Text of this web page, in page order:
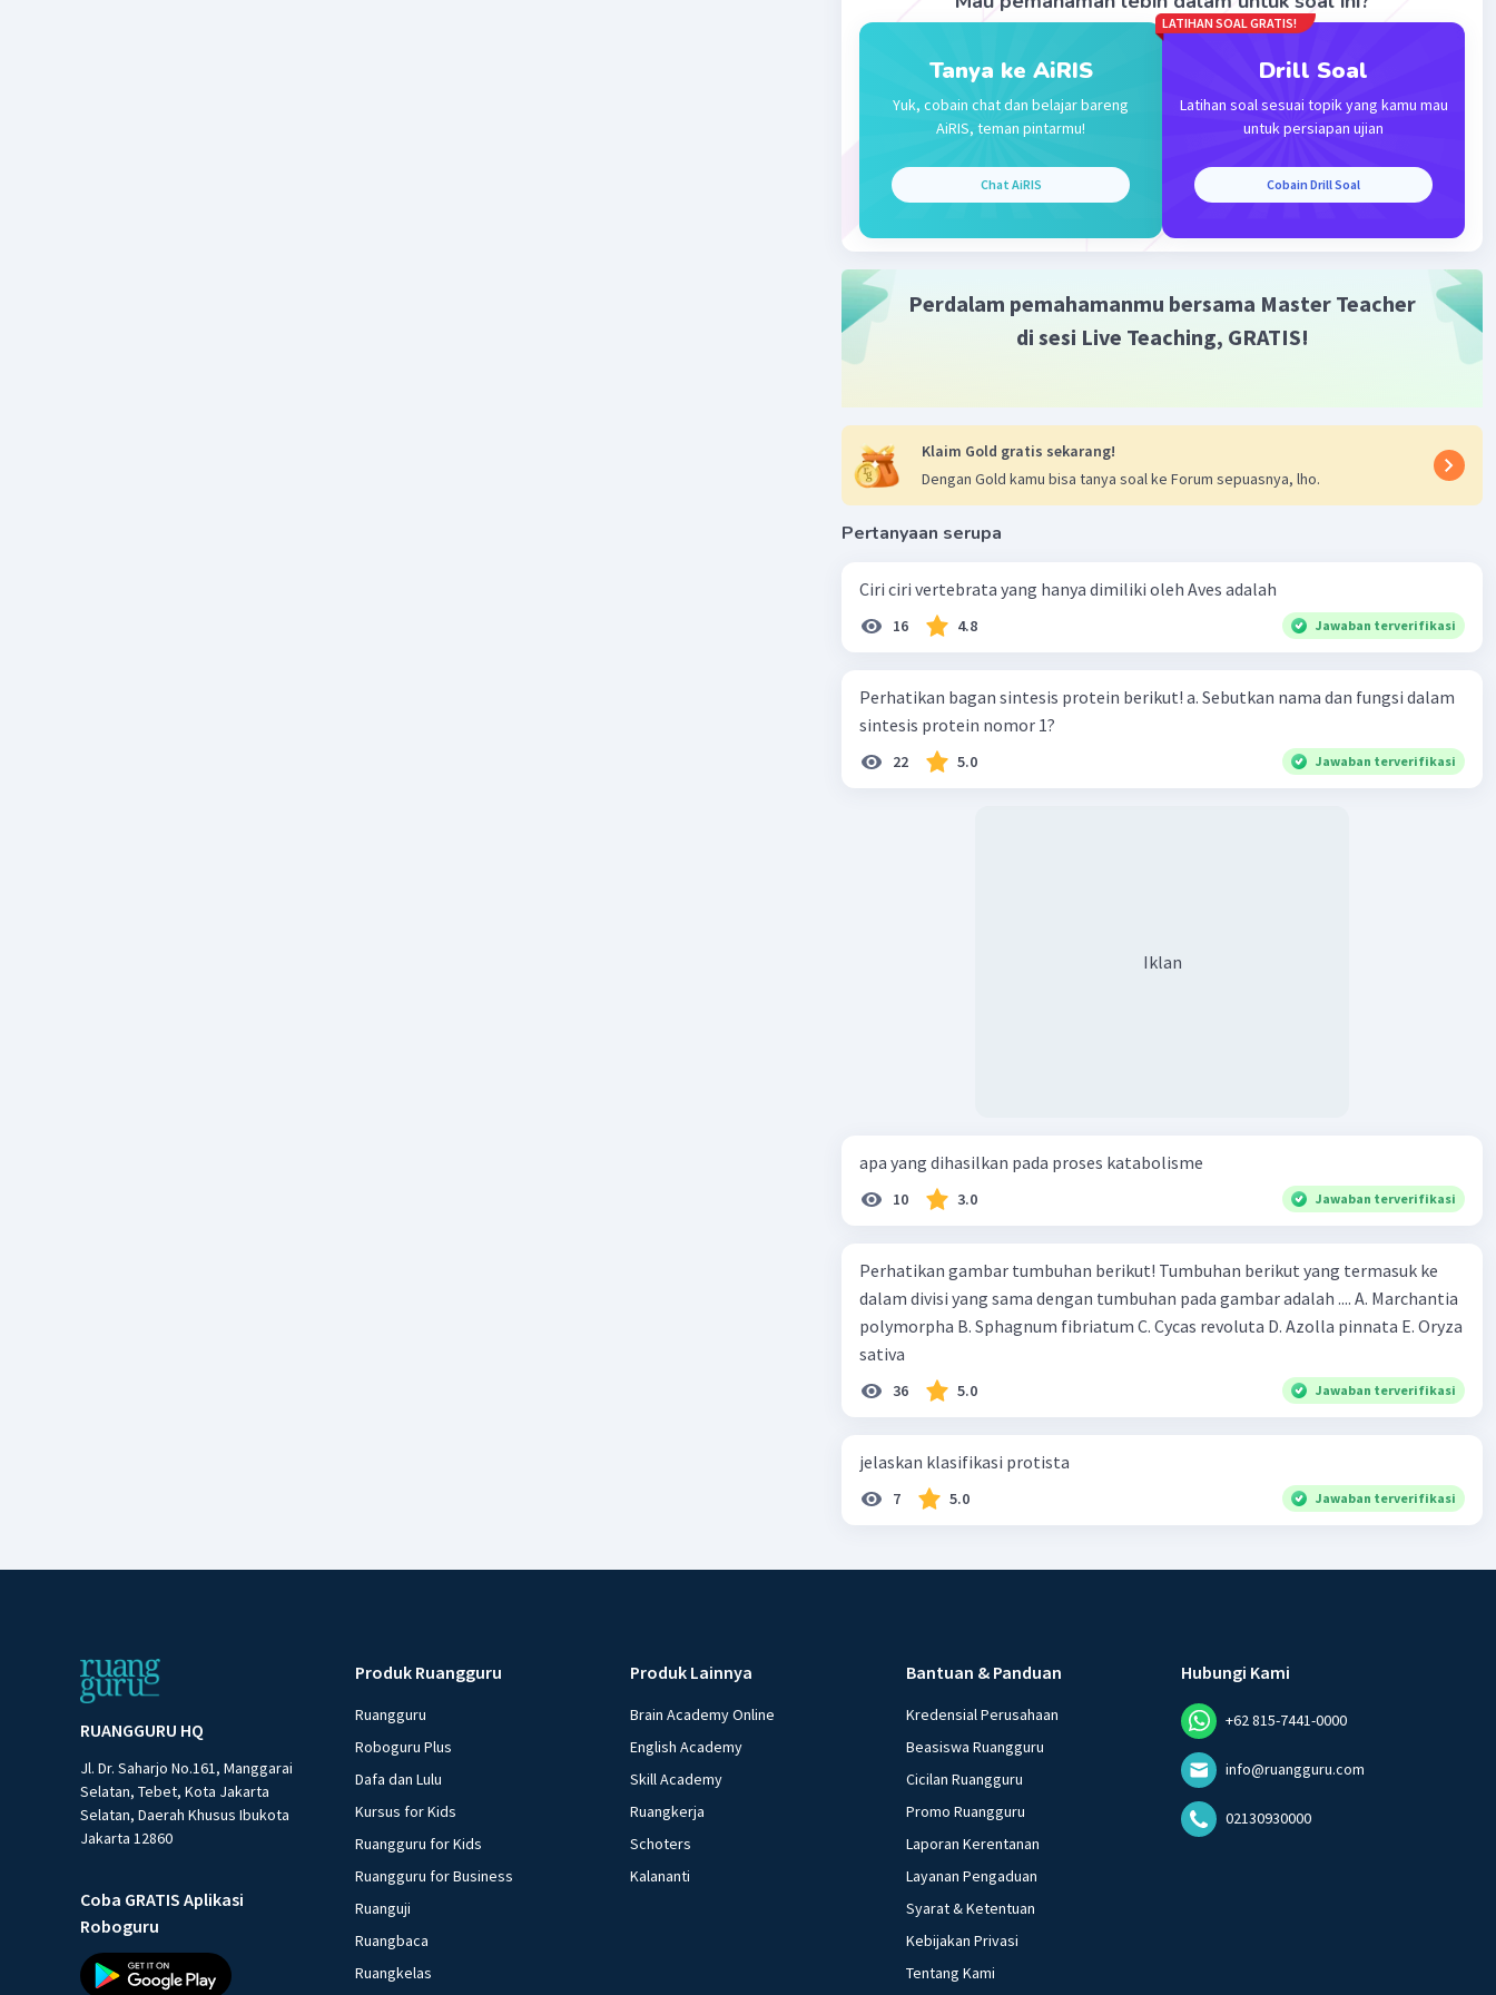
Tanya ke AiRIS
Yuk, cobain chat dan belajar bareng
AiRIS, teman pintarmu!
Chat AiRIS
LATIHAN SOAL GRATIS!
Drill Soal
Latihan soal sesuai topik yang kamu mau
untuk persiapan ujian
Cobain Drill Soal
Perdalam pemahamanmu bersama Master Teacher
di sesi Live Teaching, GRATIS!
Klaim Gold gratis sekarang!
Dengan Gold kamu bisa tanya soal ke Forum sepuasnya, lho.
Pertanyaan serupa
Ciri ciri vertebrata yang hanya dimiliki oleh Aves adalah
16 4.8 Jawaban terverifikasi
Perhatikan bagan sintesis protein berikut! a. Sebutkan nama dan fungsi dalam
sintesis protein nomor 1?
22 5.0 Jawaban terverifikasi
Iklan
apa yang dihasilkan pada proses katabolisme
10 3.0 Jawaban terverifikasi
Perhatikan gambar tumbuhan berikut! Tumbuhan berikut yang termasuk ke
dalam divisi yang sama dengan tumbuhan pada gambar adalah .... A. Marchantia
polymorpha B. Sphagnum fibriatum C. Cycas revoluta D. Azolla pinnata E. Oryza
sativa
36 5.0 Jawaban terverifikasi
jelaskan klasifikasi protista
7 5.0 Jawaban terverifikasi
RUANGGURU HQ
Jl. Dr. Saharjo No.161, Manggarai
Selatan, Tebet, Kota Jakarta
Selatan, Daerah Khusus Ibukota
Jakarta 12860
Coba GRATIS Aplikasi
Roboguru
Produk Ruangguru
Ruangguru
Roboguru Plus
Dafa dan Lulu
Kursus for Kids
Ruangguru for Kids
Ruangguru for Business
Ruanguji
Ruangbaca
Ruangkelas
Produk Lainnya
Brain Academy Online
English Academy
Skill Academy
Ruangkerja
Schoters
Kalananti
Bantuan & Panduan
Kredensial Perusahaan
Beasiswa Ruangguru
Cicilan Ruangguru
Promo Ruangguru
Laporan Kerentanan
Layanan Pengaduan
Syarat & Ketentuan
Kebijakan Privasi
Tentang Kami
Hubungi Kami
+62 815-7441-0000
info@ruangguru.com
02130930000